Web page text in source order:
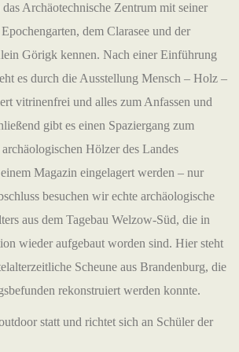
Archäotechnische Zentrum mit seiner
dem Clarasee und der
Görigk kennen. Nach einer Einführung
es durch die Ausstellung Mensch – Holz –
vitrinenfrei und alles zum Anfassen und
gibt es einen Spaziergang zum
Hölzer des Landes
Magazin eingelagert werden – nur
besuchen wir echte archäologische
aus dem Tagebau Welzow-Süd, die in
wieder aufgebaut worden sind. Hier steht
Scheune aus Brandenburg, die
rekonstruiert werden konnte.
statt und richtet sich an Schüler der